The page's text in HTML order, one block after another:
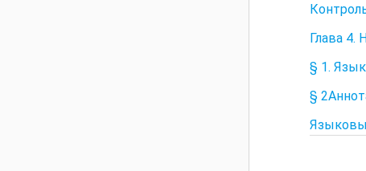
Глава 4.
§ 1.
§